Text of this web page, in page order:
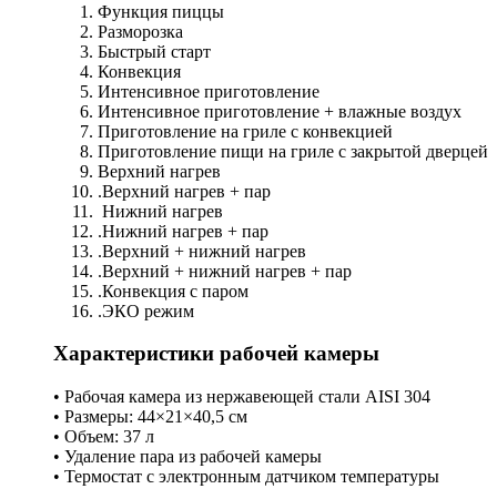
Функция пиццы
Разморозка
Быстрый старт
Конвекция
Интенсивное приготовление
Интенсивное приготовление + влажные воздух
Приготовление на гриле с конвекцией
Приготовление пищи на гриле с закрытой дверцей
Верхний нагрев
.Верхний нагрев + пар
Нижний нагрев
.Нижний нагрев + пар
.Верхний + нижний нагрев
.Верхний + нижний нагрев + пар
.Конвекция с паром
.ЭКО режим
Характеристики рабочей камеры
• Рабочая камера из нержавеющей стали AISI 304
• Размеры: 44×21×40,5 см
• Объем: 37 л
• Удаление пара из рабочей камеры
• Термостат с электронным датчиком температуры